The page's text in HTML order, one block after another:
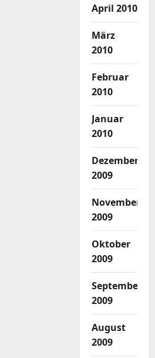
April 2010
März
2010
Februar
2010
Januar
2010
Dezember
2009
November
2009
Oktober
2009
September
2009
August
2009